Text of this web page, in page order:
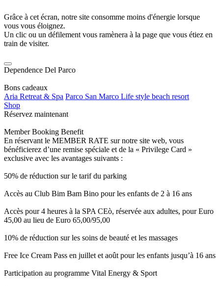
Grâce à cet écran, notre site consomme moins d'énergie lorsque
vous vous éloignez.
Un clic ou un défilement vous ramènera à la page que vous étiez en
train de visiter.
Dependence Del Parco
Bons cadeaux
Aria Retreat & Spa Parco San Marco Life style beach resort
Shop
Réservez maintenant
Member Booking Benefit
En réservant le MEMBER RATE sur notre site web, vous
bénéficierez d’une remise spéciale et de la « Privilege Card »
exclusive avec les avantages suivants :
50% de réduction sur le tarif du parking
Accès au Club Bim Bam Bino pour les enfants de 2 à 16 ans
Accès pour 4 heures à la SPA CEò, réservée aux adultes, pour Euro
45,00 au lieu de Euro 65,00/95,00
10% de réduction sur les soins de beauté et les massages
Free Ice Cream Pass en juillet et août pour les enfants jusqu’à 16 ans
Participation au programme Vital Energy & Sport